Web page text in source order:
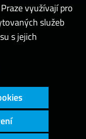
využívají pro
služeb
s jejich